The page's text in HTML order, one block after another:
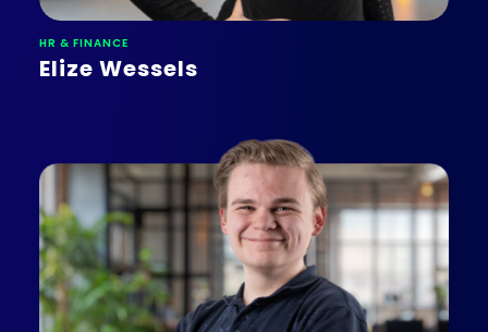
HR & FINANCE
Elize Wessels